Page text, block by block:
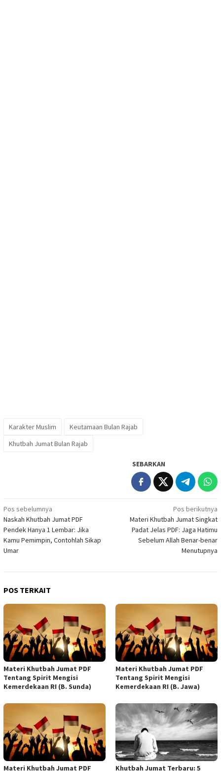
Karakter Muslim
Keutamaan Bulan Rajab
Khutbah Jumat Bulan Rajab
SEBARKAN
Navigasi
pos
Pos sebelumnya
Naskah Khutbah Jumat PDF
Pendek Hanya 1 Lembar: Jika
Kamu Pemimpin, Contohlah Sikap
Umar
Pos berikutnya
Materi Khutbah Jumat Singkat
Padat Jelas PDF: Jaga Hatimu
Sebelum Allah Benar-benar
Menutupnya
POS TERKAIT
Materi Khutbah Jumat PDF
Tentang Spirit Mengisi
Kemerdekaan RI (B. Sunda)
Materi Khutbah Jumat PDF
Tentang Spirit Mengisi
Kemerdekaan RI (B. Jawa)
Materi Khutbah Jumat PDF Khutbah Jumat Terbaru: 5